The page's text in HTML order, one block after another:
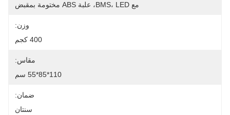
مع BMS، LED، علبة ABS مختومة بمقبض
وزن:
400 كجم
مقاس:
110*85*55 سم
ضمان:
سنتان